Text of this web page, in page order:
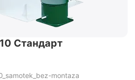
Стандарт
montaza